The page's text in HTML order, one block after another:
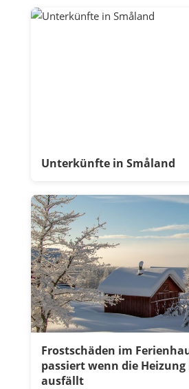
Unterkünfte in Småland
Frostschäden im
passiert wenn die
ausfällt